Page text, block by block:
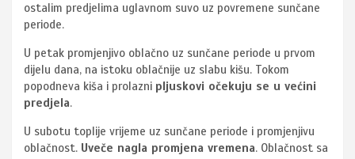
ostalim predjelima uglavnom suvo uz povremene sunčane
periode.
U petak promjenjivo oblačno uz sunčane periode u prvom
dijelu dana, na istoku oblačnije uz slabu kišu. Tokom
popodneva kiša i prolazni pljuskovi očekuju se u većini
predjela.
U subotu toplije vrijeme uz sunčane periode i promjenjivu
oblačnost. Uveče nagla promjena vremena. Oblačnost sa